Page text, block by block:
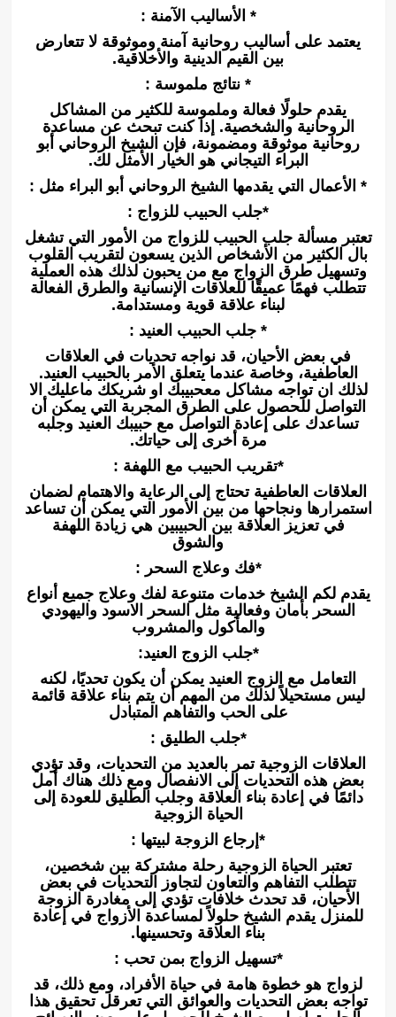
* الأساليب الآمنة :
يعتمد على أساليب روحانية آمنة وموثوقة لا تتعارض
بين القيم الدينية والأخلاقية.
* نتائج ملموسة :
يقدم حلولًا فعالة وملموسة للكثير من المشاكل
الروحانية والشخصية. إذا كنت تبحث عن مساعدة
روحانية موثوقة ومضمونة، فإن الشيخ الروحاني أبو
البراء التيجاني هو الخيار الأمثل لك.
* الأعمال التي يقدمها الشيخ الروحاني أبو البراء مثل :
*جلب الحبيب للزواج :
تعتبر مسألة جلب الحبيب للزواج من الأمور التي تشغل
بال الكثير من الأشخاص الذين يسعون لتقريب القلوب
وتسهيل طرق الزواج مع من يحبون لذلك هذه العملية
تتطلب فهمًا عميقًا للعلاقات الإنسانية والطرق الفعالة
لبناء علاقة قوية ومستدامة.
* جلب الحبيب العنيد :
في بعض الأحيان، قد نواجه تحديات في العلاقات
العاطفية، وخاصة عندما يتعلق الأمر بالحبيب العنيد.
لذلك ان تواجه مشاكل معحبيبك او شريكك ماعليك الا
التواصل للحصول على الطرق المجربة التي يمكن أن
تساعدك على إعادة التواصل مع حبيبك العنيد وجلبه
مرة أخرى إلى حياتك.
*تقريب الحبيب مع اللهفة :
العلاقات العاطفية تحتاج إلى الرعاية والاهتمام لضمان
استمرارها ونجاحها من بين الأمور التي يمكن أن تساعد
في تعزيز العلاقة بين الحبيبين هي زيادة اللهفة
والشوق
*فك وعلاج السحر :
يقدم لكم الشيخ خدمات متنوعة لفك وعلاج جميع أنواع
السحر بأمان وفعالية مثل السحر الاسود واليهودي
والمأكول والمشروب
*جلب الزوج العنيد:
التعامل مع الزوج العنيد يمكن أن يكون تحديًا، لكنه
ليس مستحيلاً لذلك من المهم أن يتم بناء علاقة قائمة
على الحب والتفاهم المتبادل
*جلب الطليق :
العلاقات الزوجية تمر بالعديد من التحديات، وقد تؤدي
بعض هذه التحديات إلى الانفصال ومع ذلك هناك أمل
دائمًا في إعادة بناء العلاقة وجلب الطليق للعودة إلى
الحياة الزوجية
*إرجاع الزوجة لبيتها :
تعتبر الحياة الزوجية رحلة مشتركة بين شخصين،
تتطلب التفاهم والتعاون لتجاوز التحديات في بعض
الأحيان، قد تحدث خلافات تؤدي إلى مغادرة الزوجة
للمنزل يقدم الشيخ حلولاً لمساعدة الأزواج في إعادة
بناء العلاقة وتحسينها.
*تسهيل الزواج بمن تحب :
لزواج هو خطوة هامة في حياة الأفراد، ومع ذلك، قد
تواجه بعض التحديات والعوائق التي تعرقل تحقيق هذا